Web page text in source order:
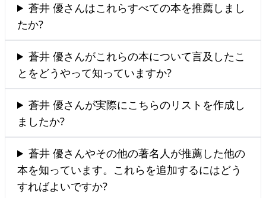
蒼井 優さんはこれらすべての本を推薦しまし
たか?
蒼井 優さんがこれらの本について言及したこ
とをどうやって知っていますか?
蒼井 優さんが実際にこちらのリストを作成し
ましたか?
蒼井 優さんやその他の著名人が推薦した他の
本を知っています。これらを追加するにはどう
すればよいですか?